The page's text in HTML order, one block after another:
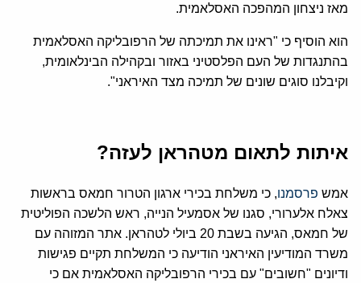
מאז ניצחון המהפכה האסלאמית.
הוא הוסיף כי "ראינו את תמיכתה של הרפובליקה האסלאמית
בהתנגדות של העם הפלסטיני באזור ובקהילה הבינלאומית,
וקיבלנו סוגים שונים של תמיכה מצד האיראני".
איתות לתאום מטהראן לעזה?
אמש פרסמנו, כי משלחת בכירי ארגון הטרור חמאס בראשות
צאלח אלערורי, סגנו של אסמעיל הנייה, ראש הלשכה הפוליטית
של חמאס, הגיעה בשבת 20 ביולי לטהראן. אתר המזוהה עם
משרד המודיעין האיראני הודיעה כי המשלחת תקיים פגישות
ודיונים "חשובים" עם בכירי הרפובליקה האסלאמית אם כי